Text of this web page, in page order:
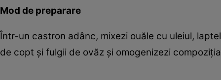
Mod de preparare
Într-un castron adânc, mixezi ouăle cu uleiul,
de copt și fulgii de ovăz și omogenizezi